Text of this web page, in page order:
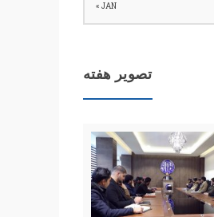
« JAN
تصویر هفته